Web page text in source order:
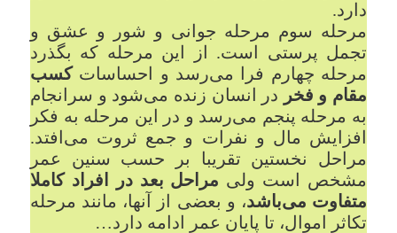
دارد.
مرحله سوم مرحله جوانی و شور و عشق و
تجمل پرستی است. از این مرحله که بگذرد
مرحله چهارم فرا می‌رسد و احساساتکسب
مقام و فخر در انسان زنده می‌شود و سرانجام
به مرحله پنجم می‌رسد و در این مرحله به فکر
افزایش مال و نفرات و جمع ثروت می‌افتد.
مراحل نخستین تقریبا بر حسب سنین عمر
مشخص است ولی مراحل بعد در افراد کاملا
متفاوت می‌باشد، و بعضی از آنها، مانند مرحله
تکاثر اموال، تا پایان عمر ادامه دارد…